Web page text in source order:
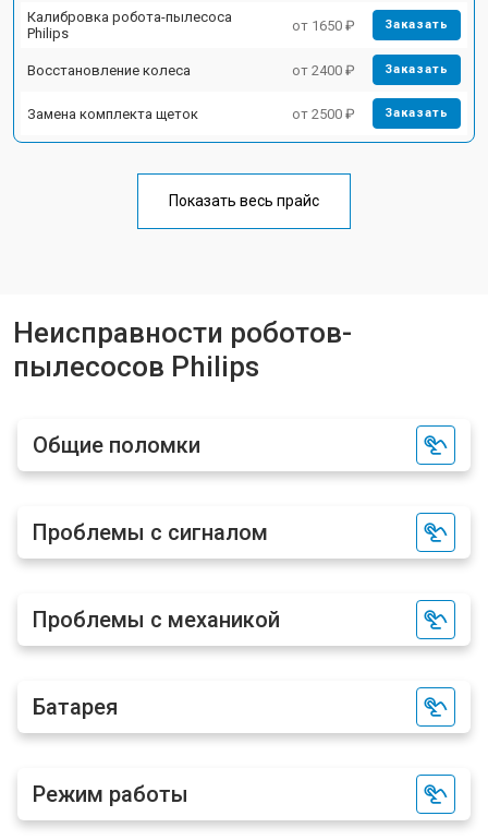
Калибровка робота-пылесоса
Philips
от 1650 ₽ Заказать
Восстановление колеса от 2400 ₽ Заказать
Замена комплекта щеток от 2500 ₽ Заказать
Показать весь прайс
Неисправности роботов-
пылесосов Philips
Общие поломки
Проблемы с сигналом
Проблемы с механикой
Батарея
Режим работы